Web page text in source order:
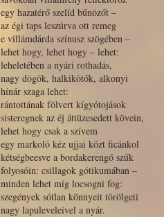
egy hazatérő szelíd bűnözőt –
az égi taps leszúrva ott remeg
e villámdárda színusz szögében –
lehet hogy, lehet hogy – lehet:
leheletében a nyári rothadás,
nagy dögök, halkikötők, alkonyi
hínár szaga lehet:
rántottának fölvert kígyótojások
sisteregnek az éj áttüzesedett kövein,
lehet hogy csak a szívem
egy markoló kéz ujjai közt ficánkol
kétségbeesve a bordakerengő szűk
folyosóin: csillagok gótikumában –
minden lehet míg locsogni fog:
szegények sótlan könnyeit törölgeti
nagy lapuleveleivel a nyár.